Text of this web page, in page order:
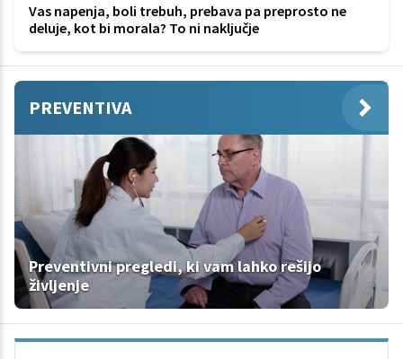
Vas napenja, boli trebuh, prebava pa preprosto ne
deluje, kot bi morala? To ni naključje
PREVENTIVA
Preventivni pregledi, ki vam lahko rešijo
življenje